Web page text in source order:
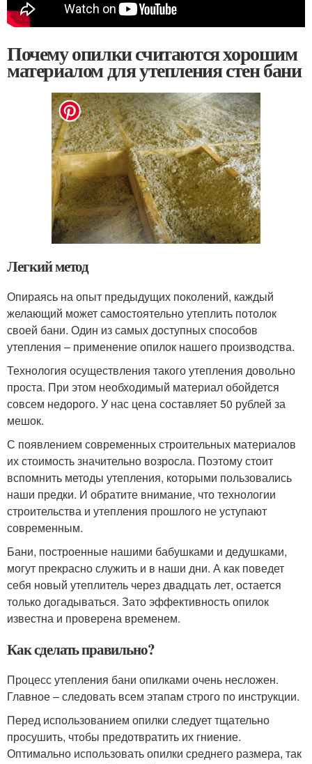
Почему опилки считаются хорошим
материалом для утепления стен бани
Легкий метод
Опираясь на опыт предыдущих поколений, каждый
желающий может самостоятельно утеплить потолок
своей бани. Один из самых доступных способов
утепления – применение опилок нашего производства.
Технология осуществления такого утепления довольно
проста. При этом необходимый материал обойдется
совсем недорого. У нас цена составляет 50 рублей за
мешок.
С появлением современных строительных материалов
их стоимость значительно возросла. Поэтому стоит
вспомнить методы утепления, которыми пользовались
наши предки. И обратите внимание, что технологии
строительства и утепления прошлого не уступают
современным.
Бани, построенные нашими бабушками и дедушками,
могут прекрасно служить и в наши дни. А как поведет
себя новый утеплитель через двадцать лет, остается
только догадываться. Зато эффективность опилок
известна и проверена временем.
Как сделать правильно?
Процесс утепления бани опилками очень несложен.
Главное – следовать всем этапам строго по инструкции.
Перед использованием опилки следует тщательно
просушить, чтобы предотвратить их гниение.
Оптимально использовать опилки среднего размера, так